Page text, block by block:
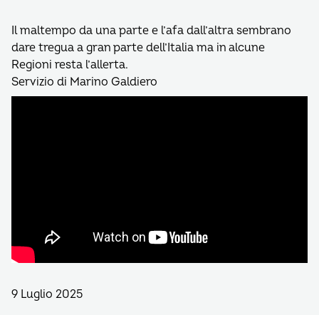
Il maltempo da una parte e l’afa dall’altra sembrano
dare tregua a gran parte dell’Italia ma in alcune
Regioni resta l’allerta.
Servizio di Marino Galdiero
9 Luglio 2025